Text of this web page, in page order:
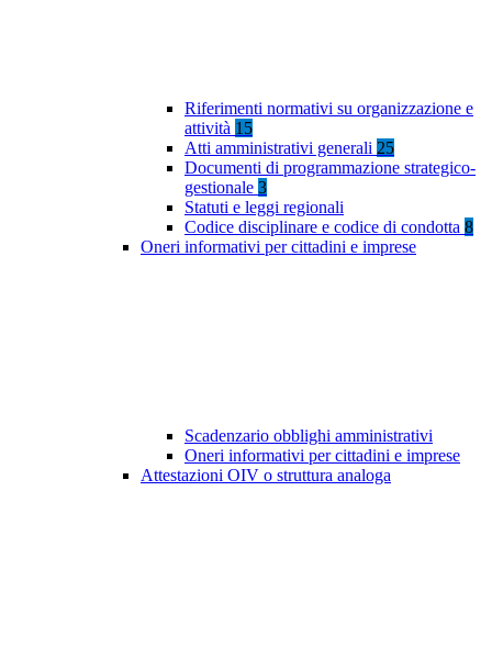
Riferimenti normativi su organizzazione e
attività 15
Atti amministrativi generali 25
Documenti di programmazione strategico-
gestionale 3
Statuti e leggi regionali
Codice disciplinare e codice di condotta 8
Oneri informativi per cittadini e imprese
Scadenzario obblighi amministrativi
Oneri informativi per cittadini e imprese
Attestazioni OIV o struttura analoga